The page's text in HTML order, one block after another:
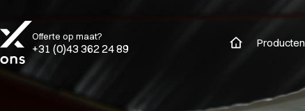
Offerte op maat?
+31 (0)43 362 24 89 Producten